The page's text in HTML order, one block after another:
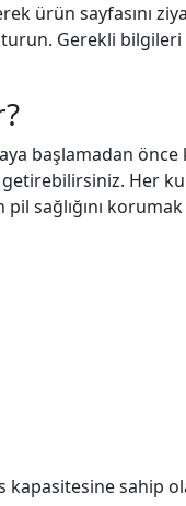
ürün sayfasını
Gerekli
başlamadan önce
Her
sağlığını
kapasitesine sahip